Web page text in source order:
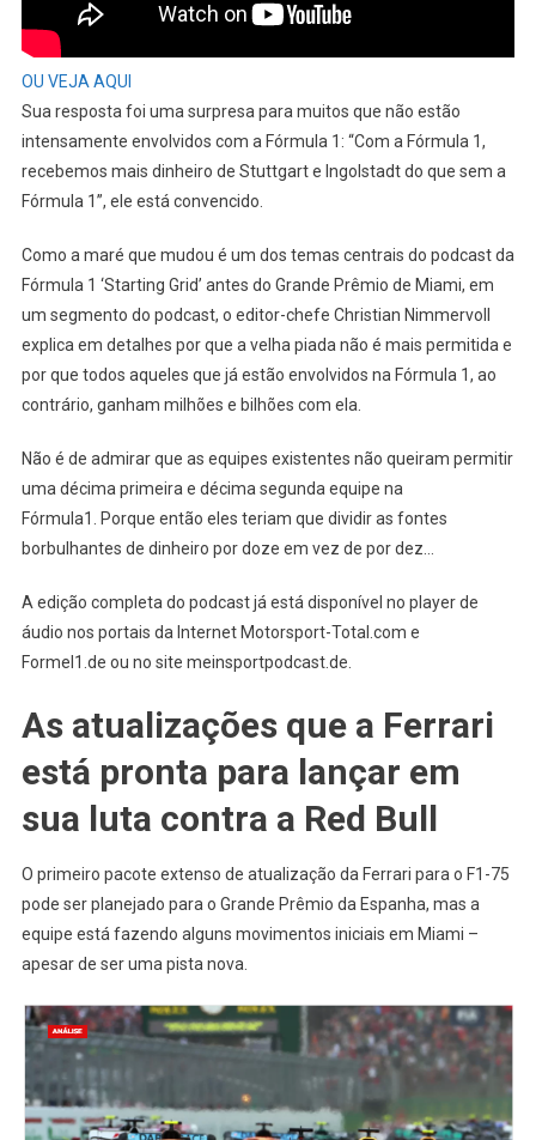
OU VEJA AQUI
Sua resposta foi uma surpresa para muitos que não estão
intensamente envolvidos com a Fórmula 1: “Com a Fórmula 1,
recebemos mais dinheiro de Stuttgart e Ingolstadt do que sem a
Fórmula 1”, ele está convencido.
Como a maré que mudou é um dos temas centrais do podcast da
Fórmula 1 ‘Starting Grid’ antes do Grande Prêmio de Miami, em
um segmento do podcast, o editor-chefe Christian Nimmervoll
explica em detalhes por que a velha piada não é mais permitida e
por que todos aqueles que já estão envolvidos na Fórmula 1, ao
contrário, ganham milhões e bilhões com ela.
Não é de admirar que as equipes existentes não queiram permitir
uma décima primeira e décima segunda equipe na
Fórmula1. Porque então eles teriam que dividir as fontes
borbulhantes de dinheiro por doze em vez de por dez…
A edição completa do podcast já está disponível no player de
áudio nos portais da Internet Motorsport-Total.com e
Formel1.de ou no site meinsportpodcast.de.
As atualizações que a Ferrari
está pronta para lançar em
sua luta contra a Red Bull
O primeiro pacote extenso de atualização da Ferrari para o F1-75
pode ser planejado para o Grande Prêmio da Espanha, mas a
equipe está fazendo alguns movimentos iniciais em Miami –
apesar de ser uma pista nova.